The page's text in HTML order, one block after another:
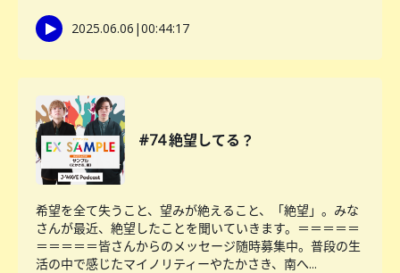
2025.06.06 |00:44:17
#74 絶望してる？
希望を全て失うこと、望みが絶えること、「絶望」。みな
さんが最近、絶望したことを聞いていきます。＝＝＝＝＝
＝＝＝＝＝皆さんからのメッセージ随時募集中。普段の生
活の中で感じたマイノリティーやたかさき、南へ...